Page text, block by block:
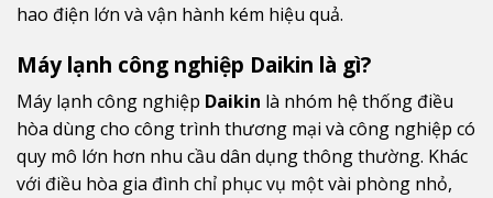
hao điện lớn và vận hành kém hiệu quả.
Máy lạnh công nghiệp Daikin là gì?
Máy lạnh công nghiệp Daikin là nhóm hệ thống điều
hòa dùng cho công trình thương mại và công nghiệp có
quy mô lớn hơn nhu cầu dân dụng thông thường. Khác
với điều hòa gia đình chỉ phục vụ một vài phòng nhỏ,